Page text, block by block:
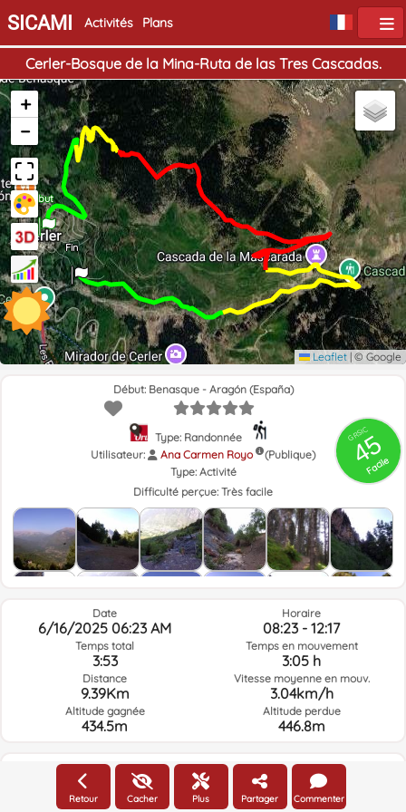
SICAMI Activités Plans
Cerler-Bosque de la Mina-Ruta de las Tres Cascadas.
Début
Fin
+
−
Leaflet | © Google
GRSIC
45
Facile
Début: Benasque - Aragón (España)
Type: Randonnée
Utilisateur:
Ana Carmen Royo
(Publique)
Type: Activité
Difficulté perçue: Très facile
Date
6/16/2025 06:23 AM
Temps total
3:53
Distance
9.39Km
Altitude gagnée
434.5m
Horaire
08:23 - 12:17
Temps en mouvement
3:05 h
Vitesse moyenne en mouv.
3.04km/h
Altitude perdue
446.8m
Météo du jour de la route à l'heure sélectionnée
Retour Cacher Plus Partager Commenter